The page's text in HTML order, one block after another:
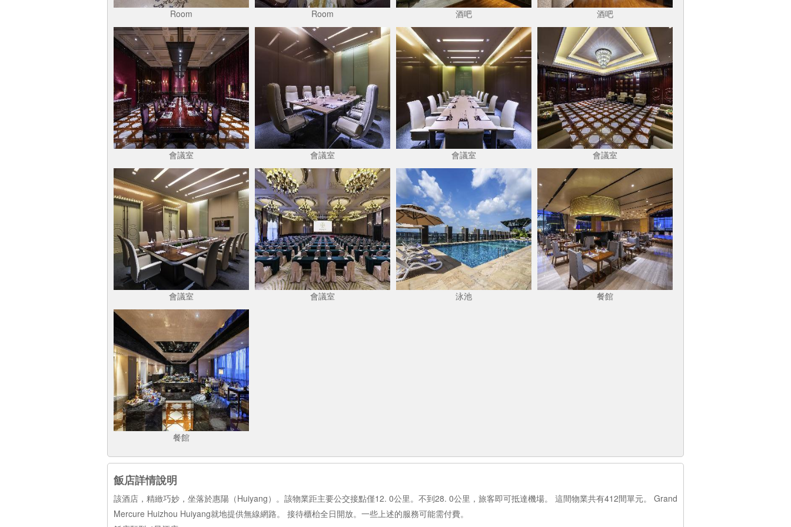
Room Room 酒吧 酒吧
會議室 會議室 會議室 會議室
會議室 會議室 泳池 餐館
餐館
飯店詳情說明
該酒店，精緻巧妙，坐落於惠陽（Huiyang）。該物業距主要公交接點僅12. 0公里。不到28. 0公里，旅客即可抵達機場。 這間物業共有412間單元。 Grand
Mercure Huizhou Huiyang就地提供無線網路。 接待櫃枱全日開放。一些上述的服務可能需付費。